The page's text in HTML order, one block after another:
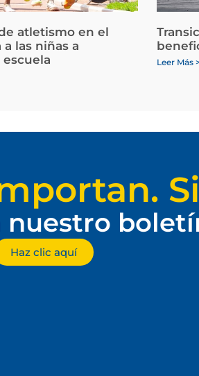
atletismo en el
las niñas a
Leer Más
nuestro
Haz clic aquí